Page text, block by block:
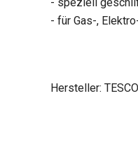
- für Gas-,
Hersteller: